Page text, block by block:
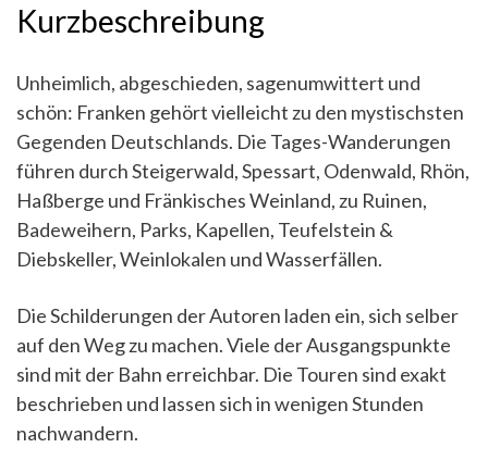
Kurzbeschreibung
Unheimlich, abgeschieden, sagenumwittert und
schön: Franken gehört vielleicht zu den mystischsten
Gegenden Deutschlands. Die Tages-Wanderungen
führen durch Steigerwald, Spessart, Odenwald, Rhön,
Haßberge und Fränkisches Weinland, zu Ruinen,
Badeweihern, Parks, Kapellen, Teufelstein &
Diebskeller, Weinlokalen und Wasserfällen.
Die Schilderungen der Autoren laden ein, sich selber
auf den Weg zu machen. Viele der Ausgangspunkte
sind mit der Bahn erreichbar. Die Touren sind exakt
beschrieben und lassen sich in wenigen Stunden
nachwandern.